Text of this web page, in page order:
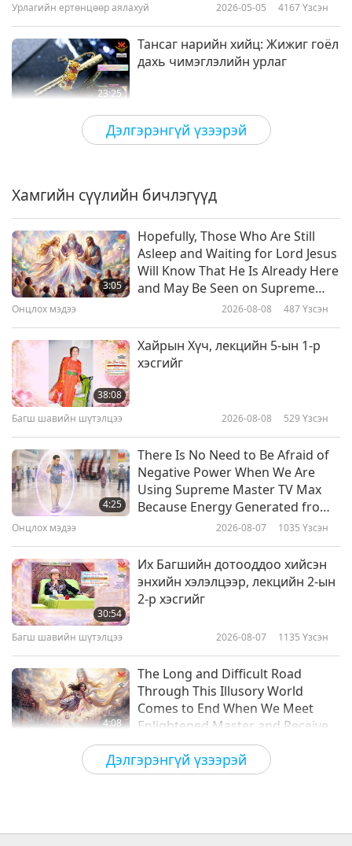
Дэлгэрэнгүй үзээрэй
Урлагийн ертөнцөөр аялахуй 2026-05-05 4167Үзсэн
23:25
Тансаг нарийн хийц: Жижиг гоёл
дахь чимэглэлийн урлаг
Урлагийн ертөнцөөр аялахуй 2026-04-16
21:59
Хаврын мөнхийн зураг: Цэцгийн
урлаг ба хэв маягаар аялах нь
19:26
Оёдол үйлийн урлаг: Тааран
Шакьямуни Будда (веган)-гийн
мэлмий гийсэн өдрийг хүндэтгэх
үдэшлэг, 6-гийн 1-р хэсэг
19:16
Дэлхий дахины алдартай
гудамжууд, 2-ын 1-р хэсэг
Дэлгэрэнгүй үзээрэй
Хамгийн сүүлийн бичлэгүүд
3:05
Hopefully, Those Who Are Still
Asleep and Waiting for Lord Jesus
Will Know That He Is Already Here
and May Be Seen on Supreme
Master Television
Онцлох мэдээ 2026-08-08 487Үзсэн
38:08
Хайрын Хүч, лекцийн 5-ын 1-р
хэсгийг
Багш шавийн шүтэлцээ 2026-08-08 529 Үзсэн
4:25
There Is No Need to Be Afraid of
Negative Power When We Are
Using Supreme Master TV Max
Because Energy Generated from
It Is Far More Powerful than Any
Онцлох мэдээ 2026-08-07 1035 Үзсэн
30:54
Их Багшийн дотооддоо хийсэн
энхийн хэлэлцээр, лекцийн 2-ын
2-р хэсгийг
Багш шавийн шүтэлцээ 2026-08-07 1135 Үзсэн
4:08
The Long and Difficult Road
Through This Illusory World
Comes to End When We Meet
Enlightened Master and Receive
Initiation
2026-08-06
35:06